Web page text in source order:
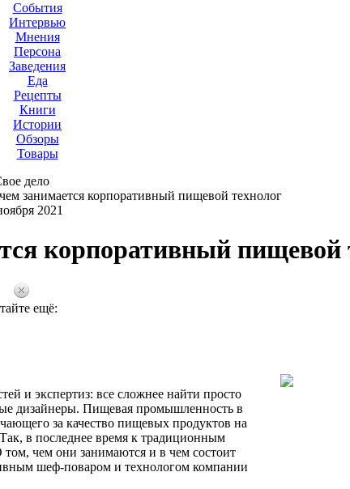
События
Интервью
Мнения
Персона
Заведения
Еда
Рецепты
Книги
Истории
Обзоры
Товары
дело
занимается корпоративный пищевой технолог
2021
корпоративный пищевой
ещё:
и экспертиз: все сложнее найти просто
дизайнеры. Пищевая промышленность в
за качество пищевых продуктов на
в последнее время к традиционным
том, чем они занимаются и в чем состоит
шеф-поваром и технологом компании